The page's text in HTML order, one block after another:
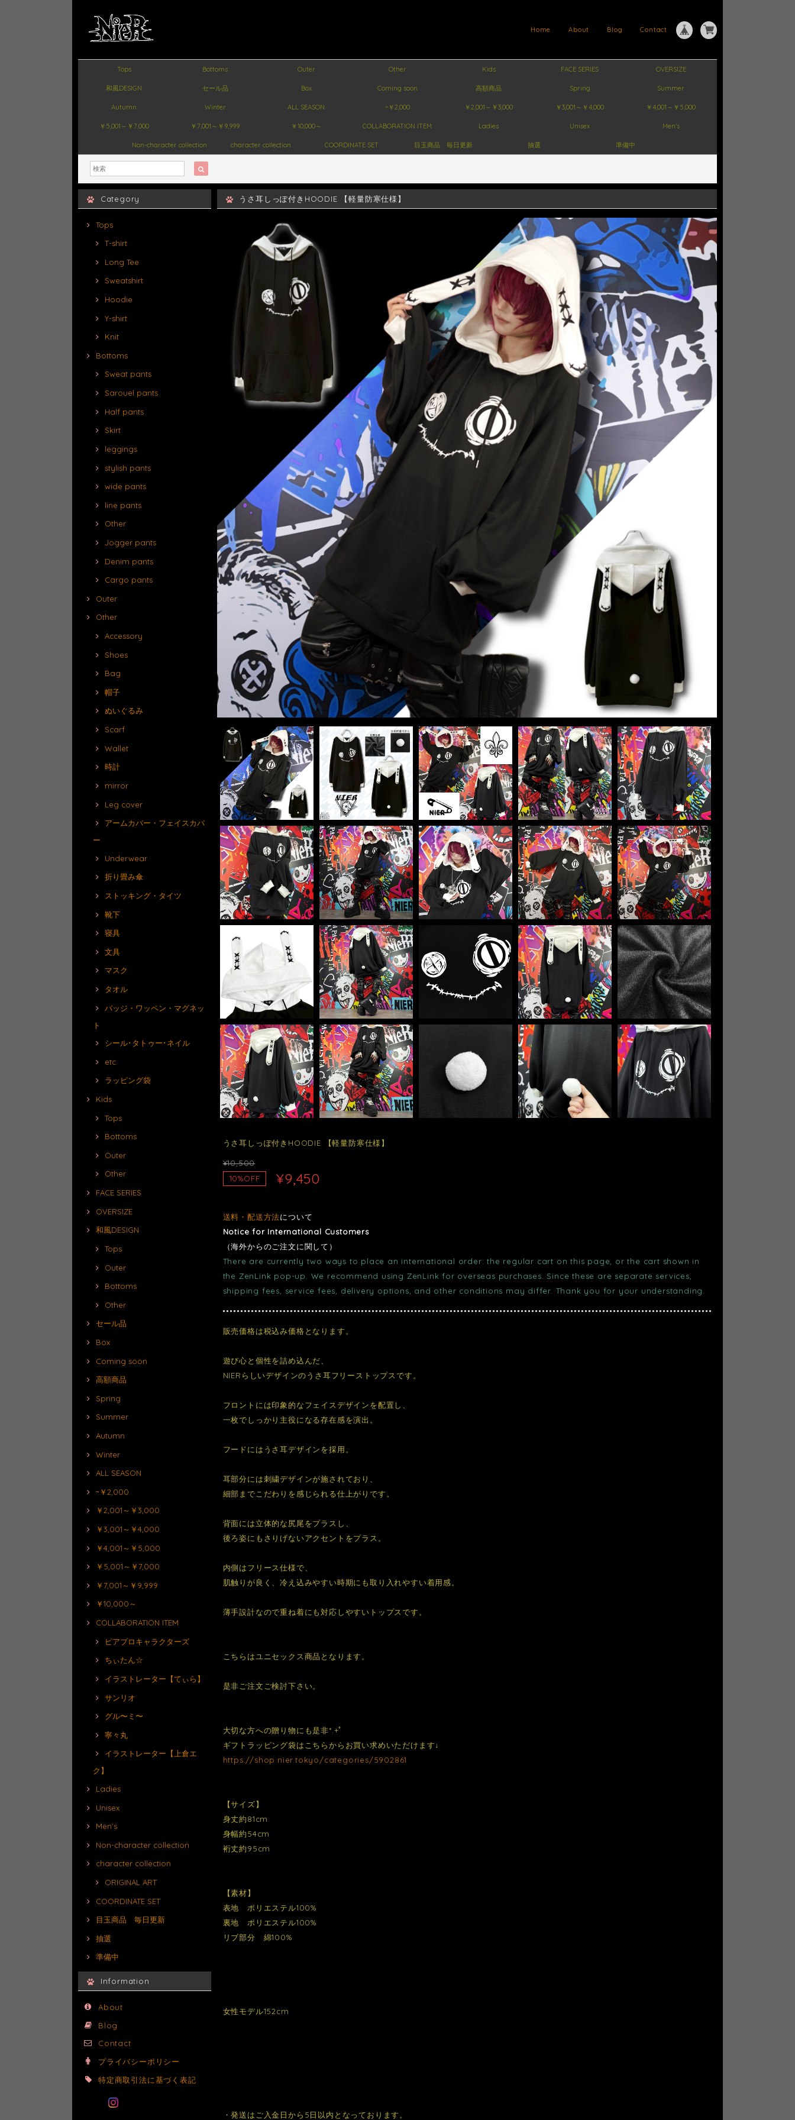
Contact
Blog
About
Home
Tops Bottoms Outer Other Kids FACE SERIES OVERSIZE
和風DESIGN セール品 Box Coming soon 高額商品 Spring Summer
Autumn Winter ALL SEASON ~￥2,000 ￥2,001～￥3,000 ￥3,001～￥4,000 ￥4,001～￥5,000
￥5,001～￥7,000 ￥7,001～￥9,999 ￥10,000～ COLLABORATION ITEM Ladies Unisex Men's
Non-character collection character collection COORDINATE SET 目玉商品 毎日更新 抽選 準備中
Category
Tops
T-shirt
Long Tee
Sweatshirt
Hoodie
Y-shirt
Knit
Bottoms
Sweat pants
Sarouel pants
Half pants
Skirt
leggings
stylish pants
wide pants
line pants
Other
Jogger pants
Denim pants
Cargo pants
Outer
Other
Accessory
Shoes
Bag
帽子
ぬいぐるみ
Scarf
Wallet
時計
mirror
Leg cover
アームカバー・フェイスカバ
ー
Underwear
折り畳み傘
ストッキング・タイツ
靴下
寝具
文具
マスク
タオル
バッジ・ワッペン・マグネッ
ト
シール･タトゥー･ネイル
etc.
ラッピング袋
Kids
Tops
Bottoms
Outer
Other
FACE SERIES
OVERSIZE
和風DESIGN
Tops
Outer
Bottoms
Other
セール品
Box
Coming soon
高額商品
Spring
Summer
Autumn
Winter
ALL SEASON
~￥2,000
￥2,001～￥3,000
￥3,001～￥4,000
￥4,001～￥5,000
￥5,001～￥7,000
￥7,001～￥9,999
￥10,000～
COLLABORATION ITEM
ピアプロキャラクターズ
ちぃたん☆
イラストレーター【てぃら】
サンリオ
グル〜ミ〜
寧々丸
イラストレーター【上倉エ
ク】
Ladies
Unisex
Men's
Non-character collection
character collection
ORIGINAL ART
COORDINATE SET
目玉商品 毎日更新
抽選
準備中
Information
About
Blog
Contact
プライバシーポリシー
特定商取引法に基づく表記
うさ耳しっぽ付きHOODIE 【軽量防寒仕様】
うさ耳しっぽ付きHOODIE 【軽量防寒仕様】
¥10,500
10%OFF
¥9,450
送料・配送方法について
Notice for International Customers
（海外からのご注文に関して）
There are currently two ways to place an international order: the regular cart on this page, or the cart shown in
the ZenLink pop-up. We recommend using ZenLink for overseas purchases. Since these are separate services,
shipping fees, service fees, delivery options, and other conditions may differ. Thank you for your understanding.
販売価格は税込み価格となります。
遊び心と個性を詰め込んだ、
NIERらしいデザインのうさ耳フリーストップスです。
フロントには印象的なフェイスデザインを配置し、
一枚でしっかり主役になる存在感を演出。
フードにはうさ耳デザインを採用。
耳部分には刺繍デザインが施されており、
細部までこだわりを感じられる仕上がりです。
背面には立体的な尻尾をプラスし、
後ろ姿にもさりげないアクセントをプラス。
内側はフリース仕様で、
肌触りが良く、冷え込みやすい時期にも取り入れやすい着用感。
薄手設計なので重ね着にも対応しやすいトップスです。
こちらはユニセックス商品となります。
是非ご注文ご検討下さい。
大切な方への贈り物にも是非*.+ﾟ
ギフトラッピング袋はこちらからお買い求めいただけます↓
https://shop.nier.tokyo/categories/5902861
【サイズ】
身丈約81cm
身幅約54cm
裄丈約95cm
【素材】
表地 ポリエステル100%
裏地 ポリエステル100%
リブ部分 綿100%
女性モデル152cm
・発送はご入金日から5日以内となっております。